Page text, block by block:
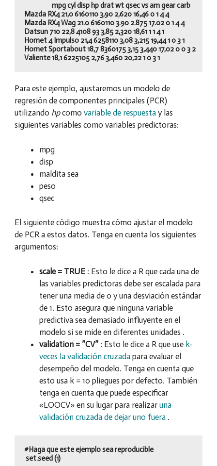
                   mpg cyl disp hp drat wt qsec vs am gear carb
Mazda RX4 21,0 6160110 3,90 2,620 16,46 0 1 4 4
Mazda RX4 Wag 21.0 6160110 3.90 2.875 17.02 0 1 4 4
Datsun 710 22,8 4108 93 3,85 2,320 18,61 1 1 4 1
Hornet 4 Impulso 21,4 6258110 3,08 3,215 19,44 1 0 3 1
Hornet Sportabout 18,7 8360175 3,15 3,440 17,02 0 0 3 2
Para este ejemplo, ajustaremos un modelo de
regresión de componentes principales (PCR)
utilizando hpcomo variable de respuesta y las
siguientes variables como variables predictoras:
mpg
disp
maldita sea
peso
qsec
El siguiente código muestra cómo ajustar el modelo
de PCR a estos datos. Tenga en cuenta los siguientes
argumentos:
scale = TRUE : Esto le dice a R que cada una de
las variables predictoras debe ser escalada para
tener una media de 0 y una desviación estándar
de 1. Esto asegura que ninguna variable
predictiva sea demasiado influyente en el
modelo si se mide en diferentes unidades .
validation = ”CV” : Esto le dice a R que use k-
veces la validación cruzada para evaluar el
desempeño del modelo. Tenga en cuenta que
esto usa k = 10 pliegues por defecto. También
tenga en cuenta que puede especificar
«LOOCV» en su lugar para realizar una
validación cruzada de dejar uno fuera .
#Haga que este ejemplo sea reproducible
set.seed (1)